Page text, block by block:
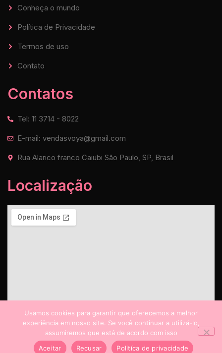
Conheça o mundo
Política de Privacidade
Termos de uso
Contato
Contatos
Tel: 11 3714 - 8022
E-mail: vendasvoya@gmail.com
Rua Alarico franco Caiubi São Paulo, SP, Brasil
Localização
Usamos cookies para garantir que oferecemos a melhor
experiência em nosso site. Se você continuar a utilizá-lo,
assumiremos que está de acordo com isso
Aceitar
Recusar Politíca de privacidade